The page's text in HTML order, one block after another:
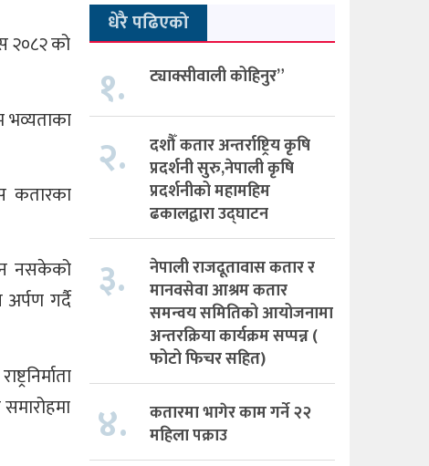
२०८२ को
भव्यताका
कतारका
नसकेको
अर्पण गर्दै
धेरै पढिएको
१. ट्याक्सीवाली कोहिनुर”
२.
दशौँ कतार अन्तर्राष्ट्रिय कृषि
प्रदर्शनी सुरु,नेपाली कृषि
प्रदर्शनीको महामहिम
ढकालद्वारा उद्घाटन
३.
नेपाली राजदूतावास कतार र
मानवसेवा आश्रम कतार
समन्वय समितिको आयोजनामा
अन्तरक्रिया कार्यक्रम सप्पन्न (
फोटो फिचर सहित)
४.
कतारमा भागेर काम गर्ने २२
महिला पक्राउ